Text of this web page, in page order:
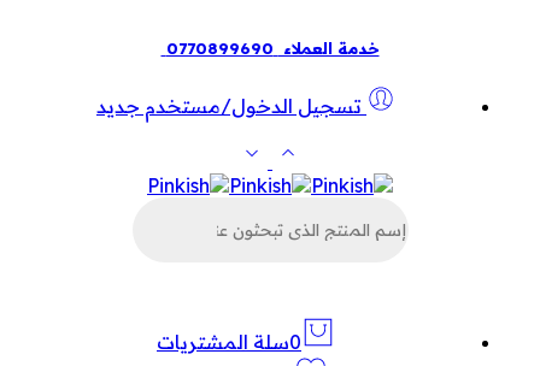
خدمة العملاء 0770899690
تسجيل الدخول/مستخدم جديد
عن
0سلة المشتريات